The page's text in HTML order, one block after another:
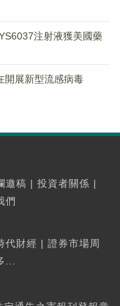
注射液獲美國藥
開展新型流感病毒
邀稿 | 投資者關係 |
們
代財經 | 證券市場周
...